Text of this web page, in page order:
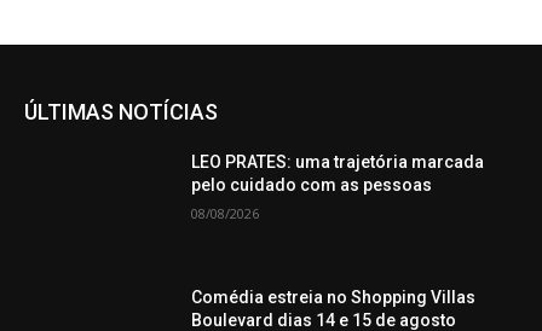
ÚLTIMAS NOTÍCIAS
LEO PRATES: uma trajetória marcada
pelo cuidado com as pessoas
08/08/2026
Comédia estreia no Shopping Villas
Boulevard dias 14 e 15 de agosto